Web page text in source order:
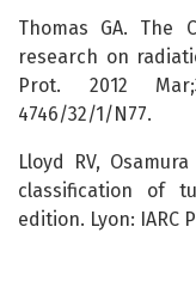
Thomas GA. The
research on
Prot. 2012
4746/32/1/N77.
Lloyd RV,
classification of
edition. Lyon: IARC